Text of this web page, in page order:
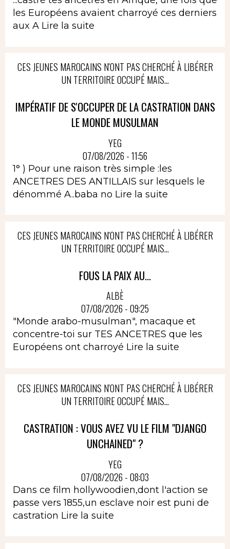
les Européens avaient charroyé ces derniers
aux A Lire la suite
CES JEUNES MAROCAINS N'ONT PAS CHERCHÉ À LIBÉRER
UN TERRITOIRE OCCUPÉ MAIS...
IMPÉRATIF DE S'OCCUPER DE LA CASTRATION DANS
LE MONDE MUSULMAN
YEG
07/08/2026 - 11:56
1° ) Pour une raison très simple :les
ANCETRES DES ANTILLAIS sur lesquels le
dénommé A..baba no Lire la suite
CES JEUNES MAROCAINS N'ONT PAS CHERCHÉ À LIBÉRER
UN TERRITOIRE OCCUPÉ MAIS...
FOUS LA PAIX AU...
ALBÈ
07/08/2026 - 09:25
"Monde arabo-musulman", macaque et
concentre-toi sur TES ANCETRES que les
Européens ont charroyé Lire la suite
CES JEUNES MAROCAINS N'ONT PAS CHERCHÉ À LIBÉRER
UN TERRITOIRE OCCUPÉ MAIS...
CASTRATION : VOUS AVEZ VU LE FILM "DJANGO
UNCHAINED" ?
YEG
07/08/2026 - 08:03
Dans ce film hollywoodien,dont l'action se
passe vers 1855,un esclave noir est puni de
castration Lire la suite